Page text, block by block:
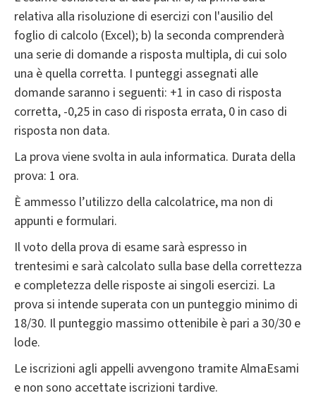
relativa alla risoluzione di esercizi con l'ausilio del
foglio di calcolo (Excel); b) la seconda comprenderà
una serie di domande a risposta multipla, di cui solo
una è quella corretta. I punteggi assegnati alle
domande saranno i seguenti: +1 in caso di risposta
corretta, -0,25 in caso di risposta errata, 0 in caso di
risposta non data.
La prova viene svolta in aula informatica. Durata della
prova: 1 ora.
È ammesso l’utilizzo della calcolatrice, ma non di
appunti e formulari.
Il voto della prova di esame sarà espresso in
trentesimi e sarà calcolato sulla base della correttezza
e completezza delle risposte ai singoli esercizi. La
prova si intende superata con un punteggio minimo di
18/30. Il punteggio massimo ottenibile è pari a 30/30 e
lode.
Le iscrizioni agli appelli avvengono tramite AlmaEsami
e non sono accettate iscrizioni tardive.